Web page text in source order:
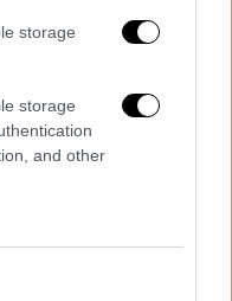
storage
storage
and other